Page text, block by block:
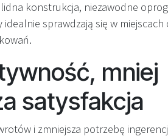
konstrukcja, niezawodne
sprawdzają się w miejscach
mniej
satysfakcja
i zmniejsza potrzebę